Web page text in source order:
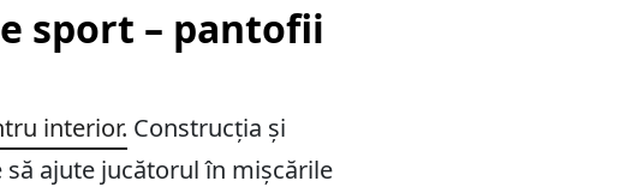
sport – pantofii
interior. Construcția și
ajute jucătorul în mișcările